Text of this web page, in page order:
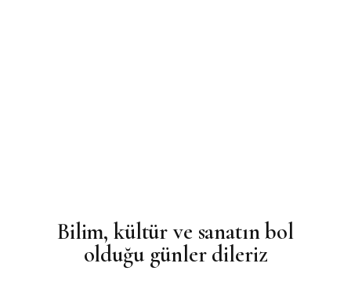
Bilim, kültür ve sanatın bol
olduğu günler dileriz